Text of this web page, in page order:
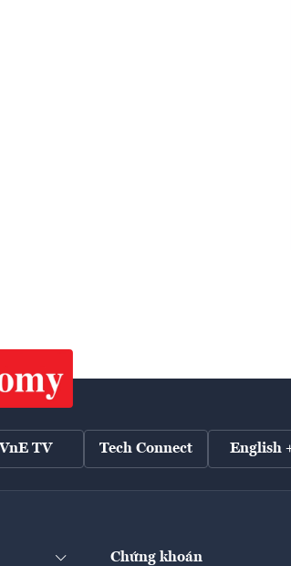
VnE TV Tech Connect English
Chứng khoán